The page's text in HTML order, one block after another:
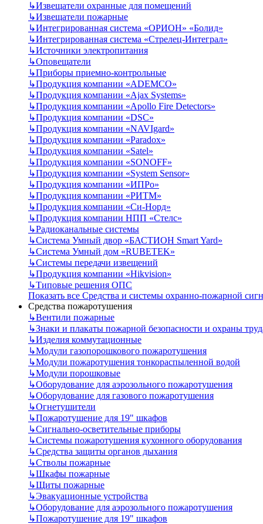
↳Извещатели охранные для помещений
↳Извещатели пожарные
↳Интегрированная система «ОРИОН» «Болид»
↳Интегрированная система «Стрелец-Интеграл»
↳Источники электропитания
↳Оповещатели
↳Приборы приемно-контрольные
↳Продукция компании «ADEMCO»
↳Продукция компании «Ajax Systems»
↳Продукция компании «Apollo Fire Detectors»
↳Продукция компании «DSC»
↳Продукция компании «NAVIgard»
↳Продукция компании «Paradox»
↳Продукция компании «Satel»
↳Продукция компании «SONOFF»
↳Продукция компании «System Sensor»
↳Продукция компании «ИПРо»
↳Продукция компании «РИТМ»
↳Продукция компании «Си-Норд»
↳Продукция компании НПП «Стелс»
↳Радиоканальные системы
↳Система Умный двор «БАСТИОН Smart Yard»
↳Система Умный дом «RUBETEK»
↳Системы передачи извещений
↳Продукция компании «Hikvision»
↳Типовые решения ОПС
Показать все Средства и системы охранно-пожарной
Средства пожаротушения
↳Вентили пожарные
↳Знаки и плакаты пожарной безопасности и охраны
↳Изделия коммутационные
↳Модули газопорошкового пожаротушения
↳Модули пожаротушения тонкораспыленной водой
↳Модули порошковые
↳Оборудование для аэрозольного пожаротушения
↳Оборудование для газового пожаротушения
↳Огнетушители
↳Пожаротушение для 19" шкафов
↳Сигнально-осветительные приборы
↳Системы пожаротушения кухонного оборудования
↳Средства защиты органов дыхания
↳Стволы пожарные
↳Шкафы пожарные
↳Щиты пожарные
↳Эвакуационные устройства
↳Оборудование для аэрозольного пожаротушения
↳Пожаротушение для 19" шкафов